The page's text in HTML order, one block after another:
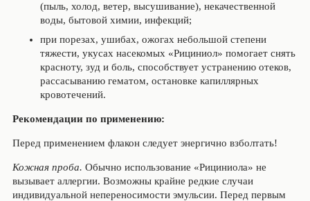
(пыль, холод, ветер, высушивание), некачественной
воды, бытовой химии, инфекций;
при порезах, ушибах, ожогах небольшой степени
тяжести, укусах насекомых «Рициниол» помогает снять
красноту, зуд и боль, способствует устранению отеков,
рассасыванию гематом, остановке капиллярных
кровотечений.
Рекомендации по применению:
Перед применением флакон следует энергично взболтать!
Кожная проба. Обычно использование «Рициниола» не
вызывает аллергии. Возможны крайне редкие случаи
индивидуальной непереносимости эмульсии. Перед первым